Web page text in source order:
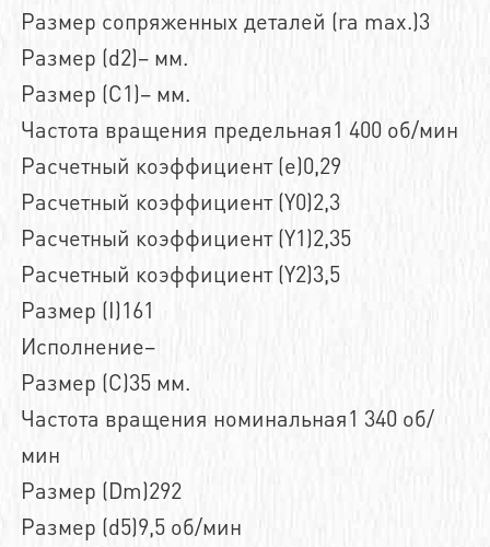
Размер сопряженных деталей (ra max.)3
Размер (d2)– мм.
Размер (C1)– мм.
Частота вращения предельная1 400 об/мин
Расчетный коэффициент (e)0,29
Расчетный коэффициент (Y0)2,3
Расчетный коэффициент (Y1)2,35
Расчетный коэффициент (Y2)3,5
Размер (I)161
Исполнение–
Размер (C)35 мм.
Частота вращения номинальная1 340 об/
мин
Размер (Dm)292
Размер (d5)9,5 об/мин